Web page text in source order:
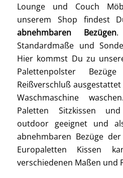
Lounge und Couch
unserem Shop findest
abnehmbaren Bezügen.
Standardmaße und
Hier kommst Du zu
Palettenpolster
Reißverschluß
Waschmaschine
Paletten Sitzkissen
outdoor geeignet und
abnehmbaren Bezüge
Europaletten Kissen
verschiedenen Maßen und